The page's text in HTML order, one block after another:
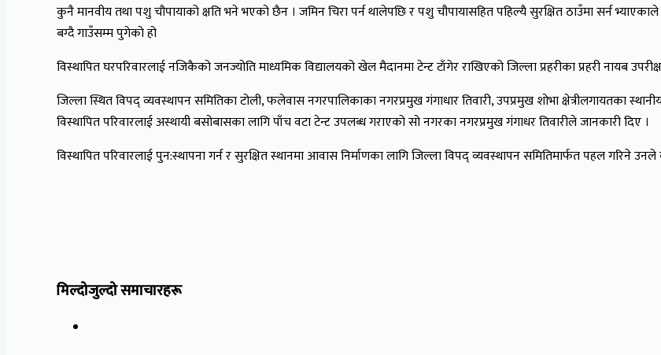
कुनै मानवीय तथा पशु चौपायाको क्षति भने भएको छैन । जमिन चिरा पर्न थालेपछि र पशु चौपायासहित पहिल्यै सुरक्षित ठाउँमा सर्न
बग्दै गाउँसम्म पुगेको हो
विस्थापित घरपरिवारलाई नजिकैको जनज्योति माध्यमिक विद्यालयको खेल मैदानमा टेन्ट टाँगेर राखिएको जिल्ला प्रहरीका प्रहरी नायब
जिल्ला स्थित विपद् व्यवस्थापन समितिका टोली, फलेवास नगरपालिकाका नगरप्रमुख गंगाधार तिवारी, उपप्रमुख शोभा क्षेत्रीलगायतका
विस्थापित परिवारलाई अस्थायी बसोबासका लागि पाँच वटा टेन्ट उपलब्ध गराएको सो नगरका नगरप्रमुख गंगाधर तिवारीले जानकारी दिए ।
विस्थापित परिवारलाई पुन:स्थापना गर्न र सुरक्षित स्थानमा आवास निर्माणका लागि जिल्ला विपद् व्यवस्थापन समितिमार्फत पहल गरिने
मिल्दोजुल्दो समाचारहरू